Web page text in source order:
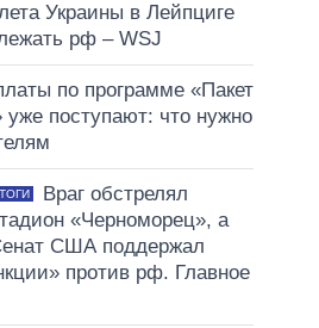
Украины в Лейпциге
рф – WSJ
по программе «Пакет
уже поступают: что нужно
Враг обстрелял
«Черноморец», а
США поддержал
против рф. Главное